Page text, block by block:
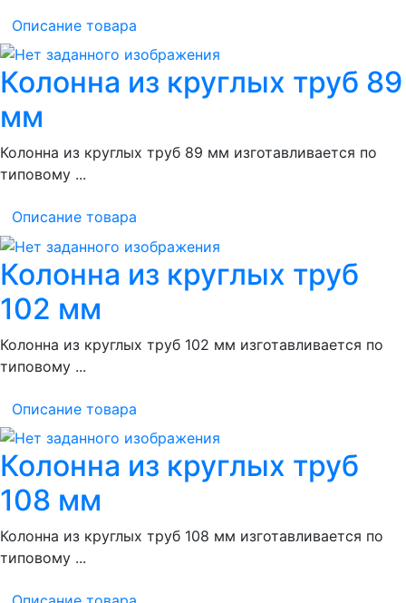
Описание товара
Колонна из круглых труб 89
мм
Колонна из круглых труб 89 мм изготавливается по
типовому ...
Описание товара
Колонна из круглых труб
102 мм
Колонна из круглых труб 102 мм изготавливается по
типовому ...
Описание товара
Колонна из круглых труб
108 мм
Колонна из круглых труб 108 мм изготавливается по
типовому ...